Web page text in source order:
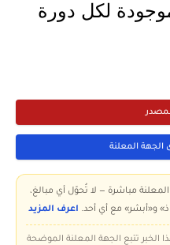
لكل دورة
الجهة المعلنة
مباشرة — لا تُحوّل أي مبالغ،
و«أبشر» مع أي أحد. اعرف المزيد
الخبر تتبع الجهة المعلنة الموضحة